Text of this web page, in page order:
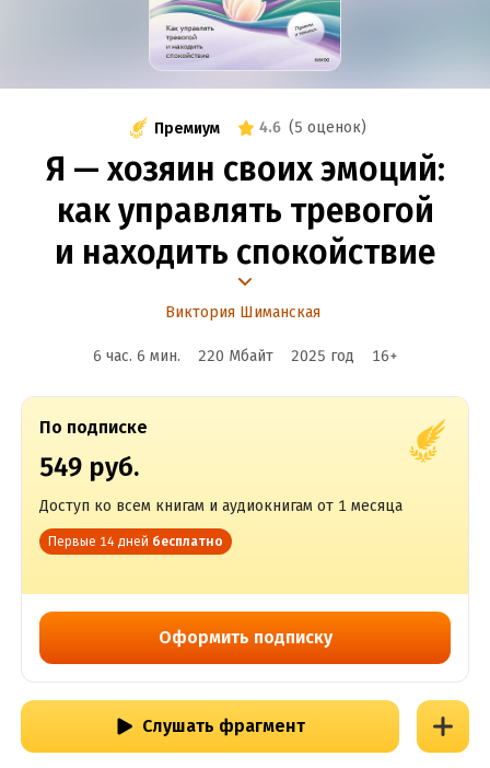
Премиум 4.6 (5 оценок)
Я — хозяин своих эмоций:
как управлять тревогой
и находить спокойствие
Виктория Шиманская
6 час. 6 мин. 220 Мбайт 2025 год 16+
По подписке
549 руб.
Доступ ко всем книгам и аудиокнигам от 1 месяца
Первые 14 дней бесплатно
Оформить подписку
Слушать фрагмент